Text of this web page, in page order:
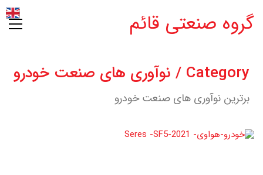
گروه صنعتی قائم
Category / نوآوری های صنعت خودرو
برترین نوآوری های صنعت خودرو